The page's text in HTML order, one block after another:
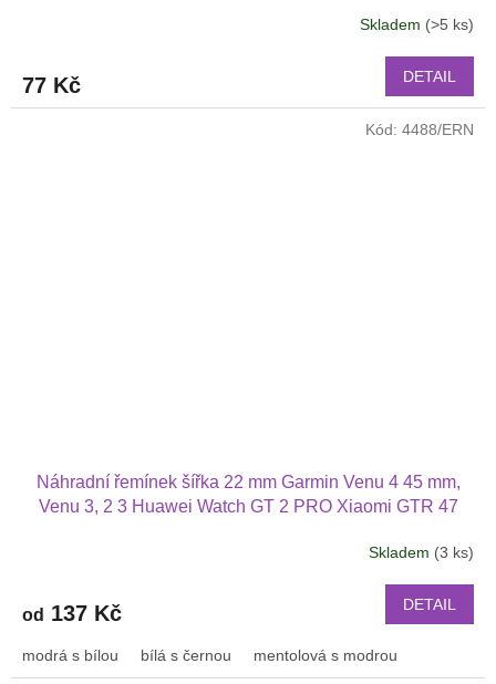
Skladem (>5 ks)
77 Kč DETAIL
Náhradní řemínek šířka 22 mm Garmin Venu 4 45 mm,
Venu 3, 2 3 Huawei Watch GT 2 PRO Xiaomi GTR 47
Skladem (3 ks)
od 137 Kč DETAIL
modrá s bílou bílá s černou mentolová s modrou
Kód: 4488/ERN